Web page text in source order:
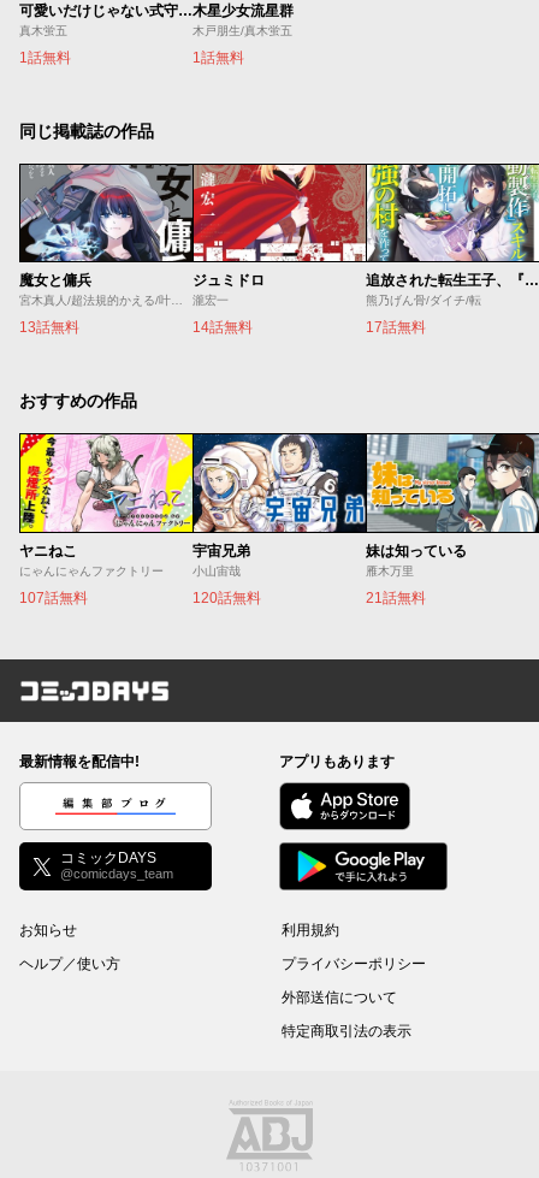
可愛いだけじゃない式守さん
真木蛍五
1話無料
木星少女流星群
木戸朋生/真木蛍五
1話無料
同じ掲載誌の作品
魔女と傭兵
宮木真人/超法規的かえる/叶世べんち
13話無料
ジュミドロ
瀧宏一
14話無料
追放された転生王子、『自動製作』スキルで領地を爆速で開拓し最強の村を作ってしまう
熊乃げん骨/ダイチ/転
17話無料
おすすめの作品
ヤニねこ
にゃんにゃんファクトリー
107話無料
宇宙兄弟
小山宙哉
120話無料
妹は知っている
雁木万里
21話無料
コミックDAYS
最新情報を配信中!
編集部ブログ
コミックDAYS
@comicdays_team
アプリもあります
お知らせ
ヘルプ／使い方
利用規約
プライバシーポリシー
外部送信について
特定商取引法の表示